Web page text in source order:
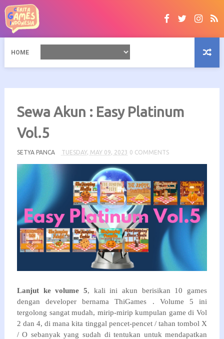
HOME
Sewa Akun : Easy Platinum
Vol.5
SETYA PANCA TUESDAY, MAY 09, 2023 0 COMMENTS
Lanjut ke volume 5, kali ini akun berisikan 10 games
dengan developer bernama ThiGames . Volume 5 ini
tergolong sangat mudah, mirip-mirip kumpulan game di Vol
2 dan 4, di mana kita tinggal pencet-pencet / tahan tombol X
/ O sebanyak yang sudah di tentukan untuk mendapatkan